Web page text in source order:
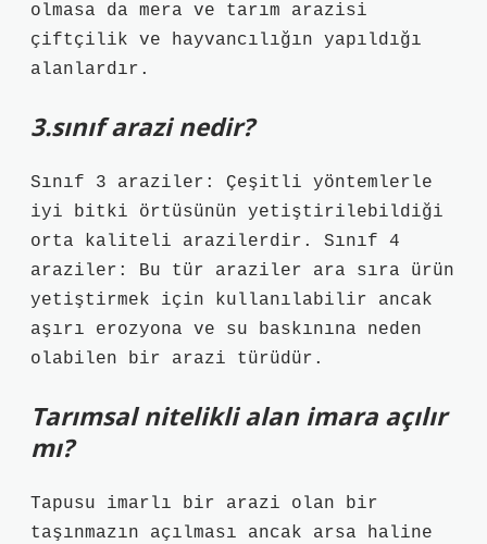
olmasa da mera ve tarım arazisi
çiftçilik ve hayvancılığın yapıldığı
alanlardır.
3.sınıf arazi nedir?
Sınıf 3 araziler: Çeşitli yöntemlerle
iyi bitki örtüsünün yetiştirilebildiği
orta kaliteli arazilerdir. Sınıf 4
araziler: Bu tür araziler ara sıra ürün
yetiştirmek için kullanılabilir ancak
aşırı erozyona ve su baskınına neden
olabilen bir arazi türüdür.
Tarımsal nitelikli alan imara açılır
mı?
Tapusu imarlı bir arazi olan bir
taşınmazın açılması ancak arsa haline